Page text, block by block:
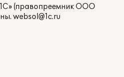
(правопреемник ООО
websol@1c.ru